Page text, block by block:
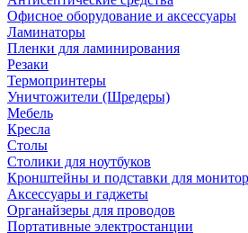
Офисное оборудование и аксессуары
Ламинаторы
Пленки для ламинирования
Резаки
Термопринтеры
Уничтожители (Шредеры)
Мебель
Кресла
Столы
Столики для ноутбуков
Кронштейны и подставки для
Аксессуары и гаджеты
Органайзеры для проводов
Портативные электростанции